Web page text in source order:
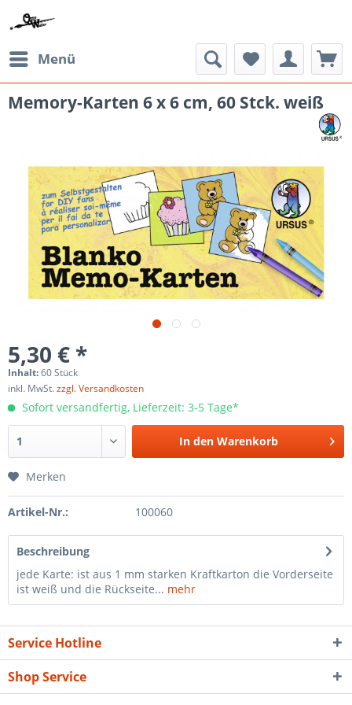
Menü
Memory-Karten 6 x 6 cm, 60 Stck. weiß
5,30 € *
Inhalt:60 Stück
inkl. MwSt.zzgl. Versandkosten
Sofort versandfertig, Lieferzeit: 3-5 Tage*
In den Warenkorb
Merken
Artikel-Nr.: 100060
Beschreibung
jede Karte: ist aus 1 mm starken Kraftkarton die Vorderseite
ist weiß und die Rückseite... mehr
Service Hotline
Shop Service